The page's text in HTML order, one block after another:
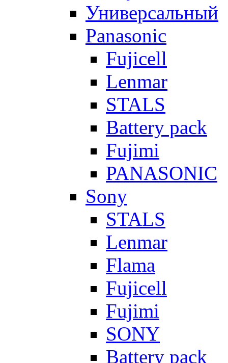
Универсальный
Panasonic
Fujicell
Lenmar
STALS
Battery pack
Fujimi
PANASONIC
Sony
STALS
Lenmar
Flama
Fujicell
Fujimi
SONY
Battery pack